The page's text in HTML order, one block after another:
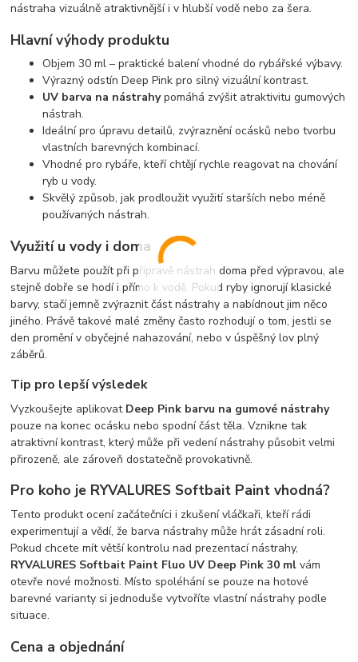
nástraha vizuálně atraktivnější i v hlubší vodě nebo za šera.
Hlavní výhody produktu
Objem 30 ml – praktické balení vhodné do rybářské výbavy.
Výrazný odstín Deep Pink pro silný vizuální kontrast.
UV barva na nástrahypomáhá zvýšit atraktivitu gumových
nástrah.
Ideální pro úpravu detailů, zvýraznění ocásků nebo tvorbu
vlastních barevných kombinací.
Vhodné pro rybáře, kteří chtějí rychle reagovat na chování
ryb u vody.
Skvělý způsob, jak prodloužit využití starších nebo méně
používaných nástrah.
Využití u vody i doma
Barvu můžete použít při přípravě nástrah doma před výpravou, ale
stejně dobře se hodí i přímo k vodě. Pokud ryby ignorují klasické
barvy, stačí jemně zvýraznit část nástrahy a nabídnout jim něco
jiného. Právě takové malé změny často rozhodují o tom, jestli se
den promění v obyčejné nahazování, nebo v úspěšný lov plný
záběrů.
Tip pro lepší výsledek
Vyzkoušejte aplikovat Deep Pink barvu na gumové nástrahy
pouze na konec ocásku nebo spodní část těla. Vznikne tak
atraktivní kontrast, který může při vedení nástrahy působit velmi
přirozeně, ale zároveň dostatečně provokativně.
Pro koho je RYVALURES Softbait Paint vhodná?
Tento produkt ocení začátečníci i zkušení vláčkaři, kteří rádi
experimentují a vědí, že barva nástrahy může hrát zásadní roli.
Pokud chcete mít větší kontrolu nad prezentací nástrahy,
RYVALURES Softbait Paint Fluo UV Deep Pink 30 ml vám
otevře nové možnosti. Místo spoléhání se pouze na hotové
barevné varianty si jednoduše vytvoříte vlastní nástrahy podle
situace.
Cena a objednání